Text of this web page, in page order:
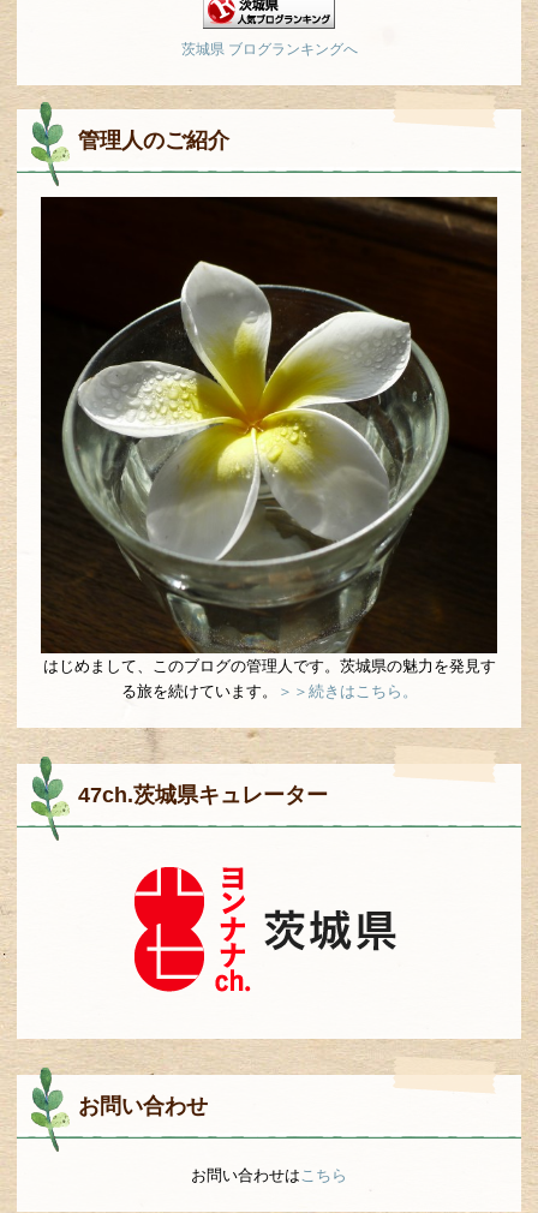
茨城県 ブログランキングへ
管理人のご紹介
はじめまして、このブログの管理人です。茨城県の魅力を発見す
る旅を続けています。
＞＞続きはこちら。
47ch.茨城県キュレーター
お問い合わせ
お問い合わせは こちら